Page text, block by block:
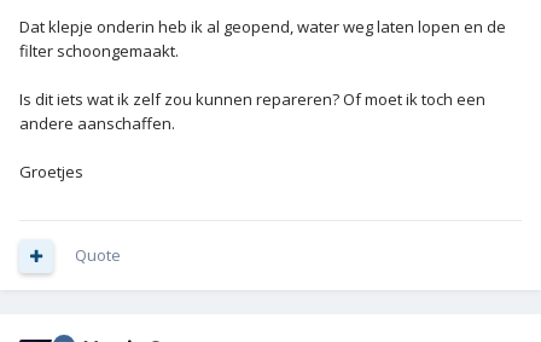
Dat klepje onderin heb ik al geopend, water weg laten lopen en de
filter schoongemaakt.
Is dit iets wat ik zelf zou kunnen repareren? Of moet ik toch een
andere aanschaffen.
Groetjes
Quote